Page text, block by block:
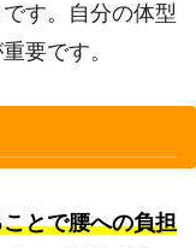
す。自分の体型
要です。
とで腰への負担